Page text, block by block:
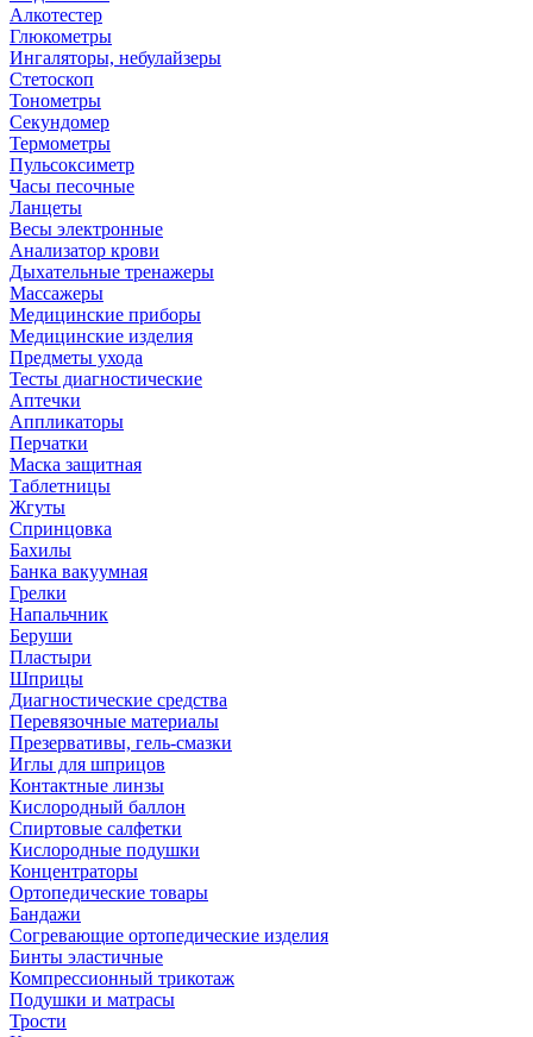
Алкотестер
Глюкометры
Ингаляторы, небулайзеры
Стетоскоп
Тонометры
Секундомер
Термометры
Пульсоксиметр
Часы песочные
Ланцеты
Весы электронные
Анализатор крови
Дыхательные тренажеры
Массажеры
Медицинские приборы
Медицинские изделия
Предметы ухода
Тесты диагностические
Аптечки
Аппликаторы
Перчатки
Маска защитная
Таблетницы
Жгуты
Спринцовка
Бахилы
Банка вакуумная
Грелки
Напальчник
Беруши
Пластыри
Шприцы
Диагностические средства
Перевязочные материалы
Презервативы, гель-смазки
Иглы для шприцов
Контактные линзы
Кислородный баллон
Спиртовые салфетки
Кислородные подушки
Концентраторы
Ортопедические товары
Бандажи
Согревающие ортопедические изделия
Бинты эластичные
Компрессионный трикотаж
Подушки и матрасы
Трости